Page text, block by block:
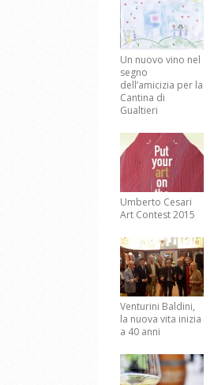
Un nuovo vino nel
segno
dell’amicizia per la
Cantina di
Gualtieri
Umberto Cesari
Art Contest 2015
Venturini Baldini,
la nuova vita inizia
a 40 anni